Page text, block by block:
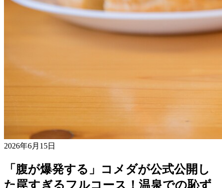
2026年6月15日
「腹が爆発する」コメダが公式公開し
た罠すぎるフルコース！温泉での恥ず